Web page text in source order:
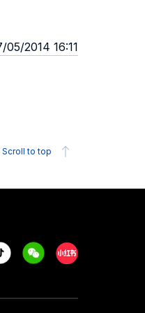
2014 16:11
Scroll to top
WeechatXiaohongshu/